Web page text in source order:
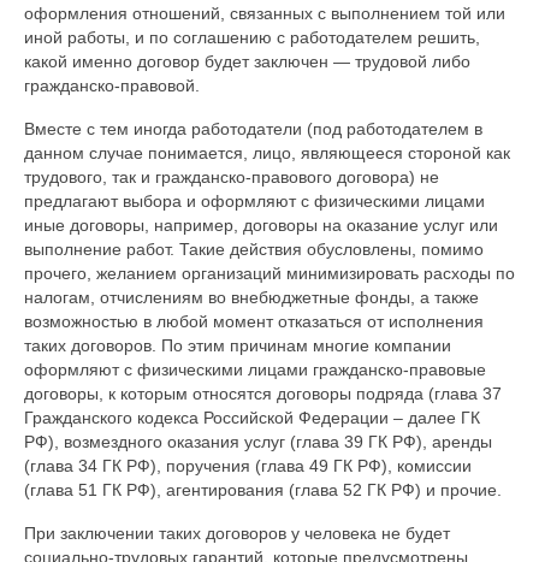
оформления отношений, связанных с выполнением той или
иной работы, и по соглашению с работодателем решить,
какой именно договор будет заключен — трудовой либо
гражданско-правовой.
Вместе с тем иногда работодатели (под работодателем в
данном случае понимается, лицо, являющееся стороной как
трудового, так и гражданско-правового договора) не
предлагают выбора и оформляют с физическими лицами
иные договоры, например, договоры на оказание услуг или
выполнение работ. Такие действия обусловлены, помимо
прочего, желанием организаций минимизировать расходы по
налогам, отчислениям во внебюджетные фонды, а также
возможностью в любой момент отказаться от исполнения
таких договоров. По этим причинам многие компании
оформляют с физическими лицами гражданско-правовые
договоры, к которым относятся договоры подряда (глава 37
Гражданского кодекса Российской Федерации – далее ГК
РФ), возмездного оказания услуг (глава 39 ГК РФ), аренды
(глава 34 ГК РФ), поручения (глава 49 ГК РФ), комиссии
(глава 51 ГК РФ), агентирования (глава 52 ГК РФ) и прочие.
При заключении таких договоров у человека не будет
социально-трудовых гарантий, которые предусмотрены